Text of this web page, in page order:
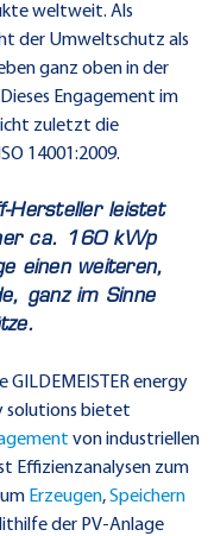
weltweit. Als
der Umweltschutz als
ganz oben in der
Engagement im
zuletzt die
14001:2009.
Hersteller leistet
ca. 160 kWp
einen weiteren,
ganz im Sinne
energy
solutions bietet
von industriellen
Effizienzanalysen zum
Erzeugen,Speichern
der PV-Anlage